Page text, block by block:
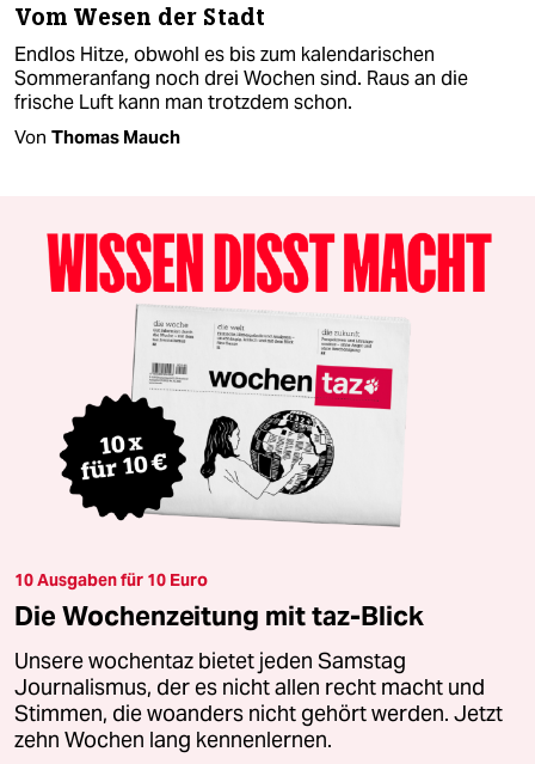
Vom Wesen der Stadt
Endlos Hitze, obwohl es bis zum kalendarischen
Sommeranfang noch drei Wochen sind. Raus an die
frische Luft kann man trotzdem schon.
Von Thomas Mauch
10 Ausgaben für 10 Euro
Die Wochenzeitung mit taz-Blick
Unsere wochentaz bietet jeden Samstag
Journalismus, der es nicht allen recht macht und
Stimmen, die woanders nicht gehört werden. Jetzt
zehn Wochen lang kennenlernen.